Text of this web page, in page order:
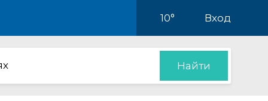
10° Вход
Найти